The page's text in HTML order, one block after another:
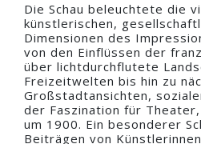
Die Schau beleuchtete die
künstlerischen,
Dimensionen des
von den Einflüssen der
über lichtdurchflutete
Freizeitwelten bis hin zu
Großstadtansichten,
der Faszination für
um 1900. Ein besonderer
Beiträgen von